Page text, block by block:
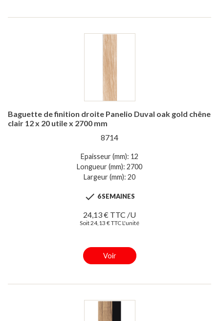
Baguette de finition droite Panelio Duval oak gold chêne
clair 12 x 20 utile x 2700 mm
8714
Epaisseur (mm): 12
Longueur (mm): 2700
Largeur (mm): 20
 6 SEMAINES
24,13 € TTC /U
Soit 24,13 € TTC L'unité
Voir